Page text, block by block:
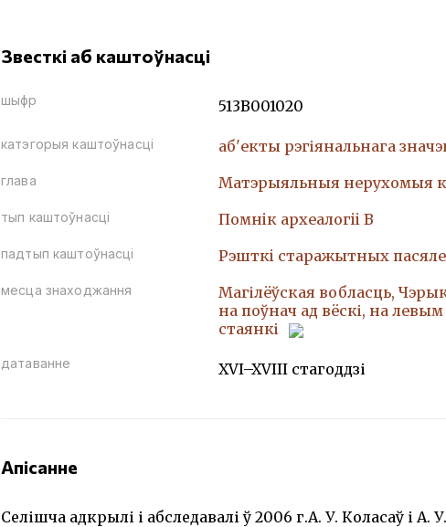
Звесткі аб каштоўнасці
шыфр 513В001020
катэгорыя каштоўнасці аб'екты рэгіянальнага
глава Матэрыяльныя нерухомыя
тып каштоўнасці Помнiк археалогii В
падтып каштоўнасці Рэшткi старажытных
месца знаходжання
Магілёўская вобласць,
на поўнач ад вёскі, на
стаянкі
датаванне XVI–XVIII стагоддзі
Апісанне
Селішча адкрылі і абследавалі ў 2006 г.А. У. Коласаў і А.